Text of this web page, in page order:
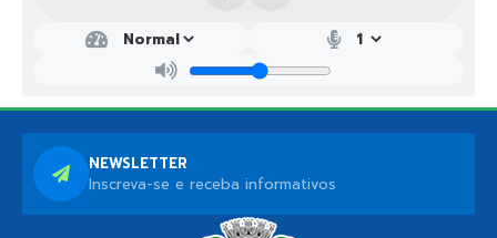
NEWSLETTER
Inscreva-se e receba informativos